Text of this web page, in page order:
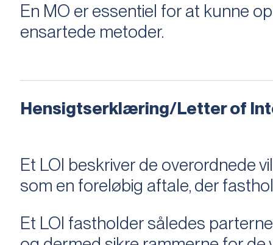
En MO er essentiel for at kunne
ensartede metoder.
Hensigtserklæring/Letter of
Et LOI beskriver de overordnede
som en foreløbig aftale, der
Et LOI fastholder således